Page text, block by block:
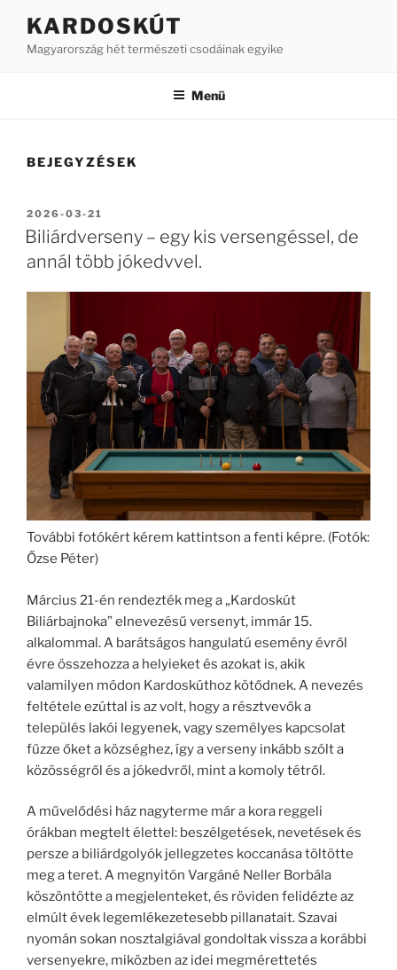
KARDOSKÚT
Magyarország hét természeti csodáinak egyike
Menü
BEJEGYZÉSEK
BEKÜLDVE:
2026-03-21
Biliárdverseny – egy kis versengéssel, de
annál több jókedvvel.
További fotókért kérem kattintson a fenti képre. (Fotók:
Őzse Péter)
Március 21-én rendezték meg a „Kardoskút
Biliárbajnoka” elnevezésű versenyt, immár 15.
alkalommal. A barátságos hangulatú esemény évről
évre összehozza a helyieket és azokat is, akik
valamilyen módon Kardoskúthoz kötődnek. A nevezés
feltétele ezúttal is az volt, hogy a résztvevők a
település lakói legyenek, vagy személyes kapcsolat
fűzze őket a községhez, így a verseny inkább szólt a
közösségről és a jókedvről, mint a komoly tétről.
A művelődési ház nagyterme már a kora reggeli
órákban megtelt élettel: beszélgetések, nevetések és
persze a biliárdgolyók jellegzetes koccanása töltötte
meg a teret. A megnyitón Vargáné Neller Borbála
köszöntötte a megjelenteket, és röviden felidézte az
elmúlt évek legemlékezetesebb pillanatait. Szavai
nyomán sokan nosztalgiával gondoltak vissza a korábbi
versenyekre, miközben az idei megmérettetés